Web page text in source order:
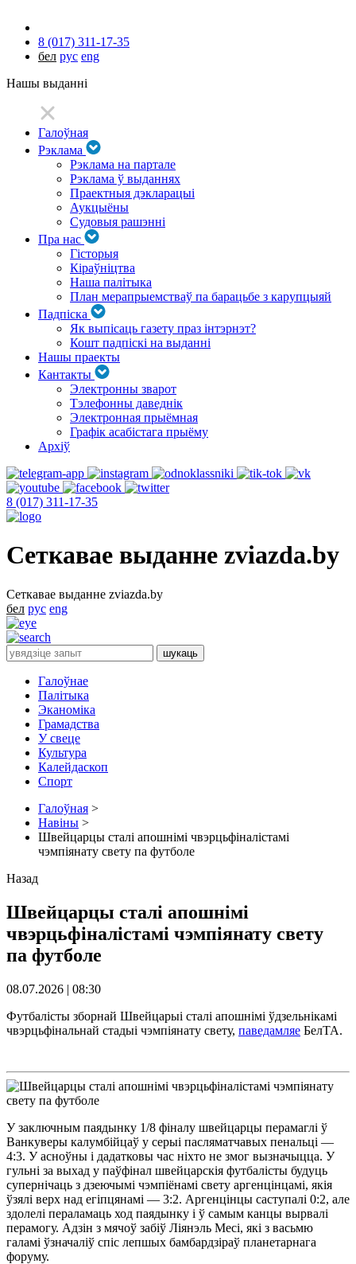
8 (017) 311-17-35
бел рус eng
Нашы выданні
Галоўная
Рэклама
Рэклама на партале
Рэклама ў выданнях
Праектныя дэкларацыі
Аукцыёны
Судовыя рашэнні
Пра нас
Гісторыя
Кіраўніцтва
Наша палітыка
План мерапрыемстваў па барацьбе з карупцыяй
Падпіска
Як выпісаць газету праз інтэрнэт?
Кошт падпіскі на выданні
Нашы праекты
Кантакты
Электронны зварот
Тэлефонны даведнік
Электронная прыёмная
Графік асабістага прыёму
Архіў
8 (017) 311-17-35
Сеткавае выданне zviazda.by
Сеткавае выданне zviazda.by
бел рус eng
Галоўнае
Палітыка
Эканоміка
Грамадства
У свеце
Культура
Калейдаскоп
Спорт
Галоўная >
Навіны >
Швейцарцы сталі апошнімі чвэрцьфіналістамі
чэмпіянату свету па футболе
Назад
Швейцарцы сталі апошнімі
чвэрцьфіналістамі чэмпіянату свету
па футболе
08.07.2026 | 08:30
Футбалісты зборнай Швейцарыі сталі апошнімі ўдзельнікамі
чвэрцьфінальнай стадыі чэмпіянату свету, паведамляе БелТА.
У заключным паядынку 1/8 фіналу швейцарцы перамаглі ў
Ванкуверы калумбійцаў у серыі пасляматчавых пенальці —
4:3. У асноўны і дадатковы час ніхто не змог вызначыцца. У
гульні за выхад у паўфінал швейцарскія футбалісты будуць
супернічаць з дзеючымі чэмпіёнамі свету аргенцінцамі, якія
ўзялі верх над егіпцянамі — 3:2. Аргенцінцы саступалі 0:2, але
здолелі пераламаць ход паядынку і ў самым канцы вырвалі
перамогу. Адзін з мячоў забіў Ліянэль Месі, які з васьмю
галамі ўзначаліў спіс лепшых бамбардзіраў планетарнага
форуму.